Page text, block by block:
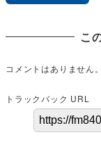
こ
コメントはありません。
トラックバック URL